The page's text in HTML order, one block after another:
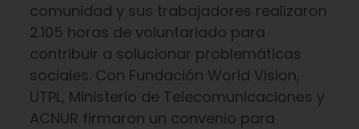
comunidad y sus trabajadores realizaron
2.105 horas de voluntariado para
contribuir a solucionar problemáticas
sociales. Con Fundación World Vision,
UTPL, Ministerio de Telecomunicaciones y
ACNUR firmaron un convenio para